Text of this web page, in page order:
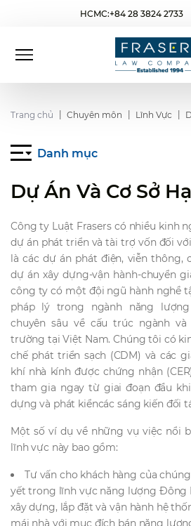
HCMC:+84 28 3824 2733
Trang chủ Chuyên môn Lĩnh Vực
Danh mục
Dự Án Và Cơ Sở
Công ty Luật Frasers có nhiều kinh
dự án phát triển và tài trợ vốn đối
là các dự án phát điện, viễn thông,
dự án xây dựng-vận hành-chuyển
công ty có một đội ngũ hành nghề
pháp lý trong ngành năng
chuyên sâu về cấu trúc ngành
trường tại Việt Nam. Chúng tôi có
chế phát triển sạch (CDM) và các
khí nhà kính được chứng nhận
tham gia ngay từ giai đoạn đầu
dựng và phát kiểncác sáng kiến đối
Một số ví dụ về những vụ việc nổi
lĩnh vực này bao gồm:
Tư vấn cho khách hàng của
yết trong lĩnh vực năng lượng Đông
xây dựng, lắp đặt và vận hành hệ
mái nhà với mục đích bán năng